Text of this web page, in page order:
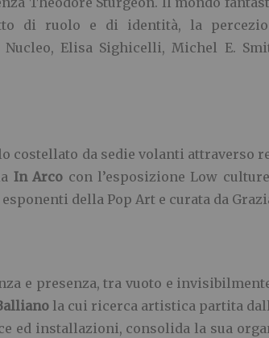
di ruolo e di identità, la
Elisa Sighicelli, Michel E.
costellato da sedie volanti
In Arco con l’esposizione Low
della Pop Art e curata da
e presenza, tra vuoto e
la cui ricerca artistica partita
ed installazioni, consolida la sua